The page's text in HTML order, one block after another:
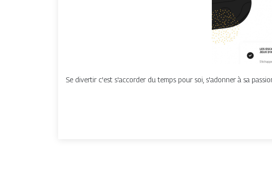
Se divertir c'est s'accorder du temps pour soi, s'adonner à sa